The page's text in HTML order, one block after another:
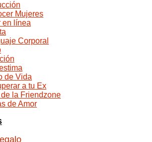
Mujeres
en línea
Corporal
de Vida
a tu Ex
la Friendzone
de Amor